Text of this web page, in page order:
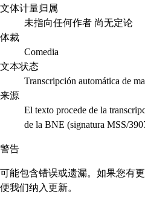
文体计量归属
未指向任何作者 尚无定论
体裁
Comedia
文本状态
Transcripción automática de
来源
El texto procede de la
de la BNE (signatura MSS/
警告
可能包含错误或遗漏。如果您有
便我们纳入更新。